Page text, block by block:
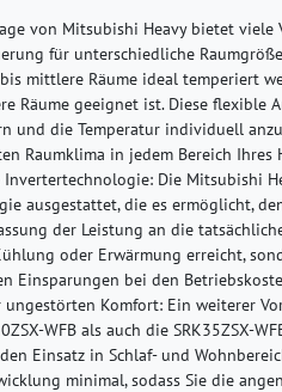
von Mitsubishi Heavy bietet viele
für unterschiedliche
mittlere Räume ideal temperiert
Räume geeignet ist. Diese flexible
und die Temperatur individuell
Raumklima in jedem Bereich Ihres
Invertertechnologie: Die Mitsubishi
ausgestattet, die es ermöglicht,
der Leistung an die
oder Erwärmung erreicht,
Einsparungen bei den
ungestörten Komfort: Ein weiterer
WFB als auch die SRK35ZSX-
Einsatz in Schlaf- und
minimal, sodass Sie die